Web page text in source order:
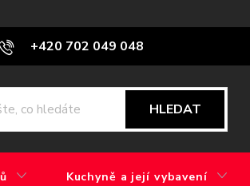
+420 702 049 048
mezi továrním brusem a ručním broušením?
HLEDAT
Kuchyně a její vybavení